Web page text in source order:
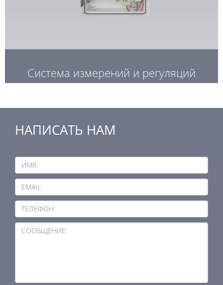
Система измерений и регуляций
НАПИСАТЬ НАМ
ИМЯ:
EMAIL:
ТЕЛЕФОН:
СООБЩЕНИЕ: